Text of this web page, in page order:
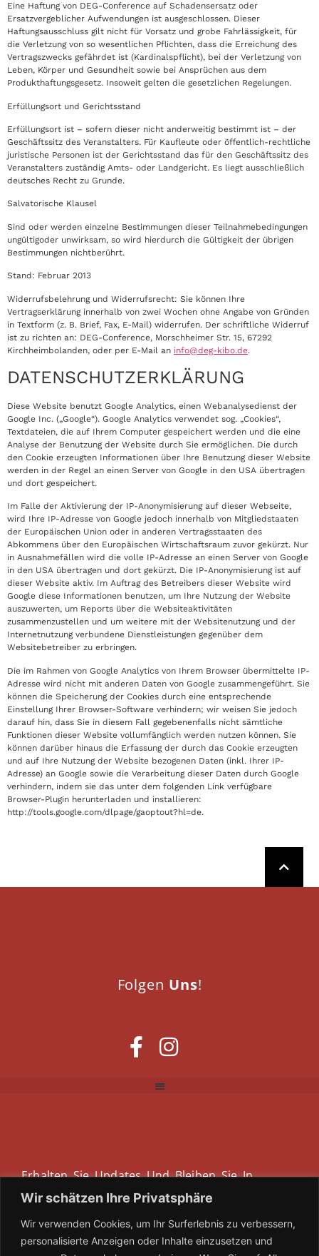
Wir schätzen Ihre Privatsphäre
Wir verwenden Cookies, um Ihr Surferlebnis zu verbessern,
personalisierte Anzeigen oder Inhalte einzusetzen und
Eine Haftung von DEG-Conference auf Schadensersatz oder
Ersatzvergeblicher Aufwendungen ist ausgeschlossen. Dieser
Haftungsausschluss gilt nicht für Vorsatz und grobe Fahrlässigkeit, für
die Verletzung von so wesentlichen Pflichten, dass die Erreichung des
Vertragszwecks gefährdet ist (Kardinalspflicht), bei der Verletzung von
Leben, Körper und Gesundheit sowie bei Ansprüchen aus dem
Produkthaftungsgesetz. Insoweit gelten die gesetzlichen Regelungen.
Erfüllungsort und Gerichtsstand
Erfüllungsort ist – sofern dieser nicht anderweitig bestimmt ist – der
Geschäftssitz des Veranstalters. Für Kaufleute oder öffentlich-rechtliche
juristische Personen ist der Gerichtsstand das für den Geschäftssitz des
Veranstalters zuständig Amts- oder Landgericht. Es liegt ausschließlich
deutsches Recht zu Grunde.
Salvatorische Klausel
Sind oder werden einzelne Bestimmungen dieser Teilnahmebedingungen
ungültigoder unwirksam, so wird hierdurch die Gültigkeit der übrigen
Bestimmungen nichtberührt.
Stand: Februar 2013
Widerrufsbelehrung und Widerrufsrecht: Sie können Ihre
Vertragserklärung innerhalb von zwei Wochen ohne Angabe von Gründen
in Textform (z. B. Brief, Fax, E-Mail) widerrufen. Der schriftliche Widerruf
ist zu richten an: DEG-Conference, Morschheimer Str. 15, 67292
Kirchheimbolanden, oder per E-Mail an info@deg-kibo.de.
DATENSCHUTZERKLÄRUNG
Diese Website benutzt Google Analytics, einen Webanalysedienst der
Google Inc. („Google“). Google Analytics verwendet sog. „Cookies“,
Textdateien, die auf Ihrem Computer gespeichert werden und die eine
Analyse der Benutzung der Website durch Sie ermöglichen. Die durch
den Cookie erzeugten Informationen über Ihre Benutzung dieser Website
werden in der Regel an einen Server von Google in den USA übertragen
und dort gespeichert.
Im Falle der Aktivierung der IP-Anonymisierung auf dieser Webseite,
wird Ihre IP-Adresse von Google jedoch innerhalb von Mitgliedstaaten
der Europäischen Union oder in anderen Vertragsstaaten des
Abkommens über den Europäischen Wirtschaftsraum zuvor gekürzt. Nur
in Ausnahmefällen wird die volle IP-Adresse an einen Server von Google
in den USA übertragen und dort gekürzt. Die IP-Anonymisierung ist auf
dieser Website aktiv. Im Auftrag des Betreibers dieser Website wird
Google diese Informationen benutzen, um Ihre Nutzung der Website
auszuwerten, um Reports über die Websiteaktivitäten
zusammenzustellen und um weitere mit der Websitenutzung und der
Internetnutzung verbundene Dienstleistungen gegenüber dem
Websitebetreiber zu erbringen.
Die im Rahmen von Google Analytics von Ihrem Browser übermittelte IP-
Adresse wird nicht mit anderen Daten von Google zusammengeführt. Sie
können die Speicherung der Cookies durch eine entsprechende
Einstellung Ihrer Browser-Software verhindern; wir weisen Sie jedoch
darauf hin, dass Sie in diesem Fall gegebenenfalls nicht sämtliche
Funktionen dieser Website vollumfänglich werden nutzen können. Sie
können darüber hinaus die Erfassung der durch das Cookie erzeugten
und auf Ihre Nutzung der Website bezogenen Daten (inkl. Ihrer IP-
Adresse) an Google sowie die Verarbeitung dieser Daten durch Google
verhindern, indem sie das unter dem folgenden Link verfügbare
Browser-Plugin herunterladen und installieren:
http://tools.google.com/dlpage/gaoptout?hl=de.
Folgen Uns!
Erhalten Sie Updates Und Bleiben Sie In
Verbindung - Abonnieren Sie Unseren
Newsletter!